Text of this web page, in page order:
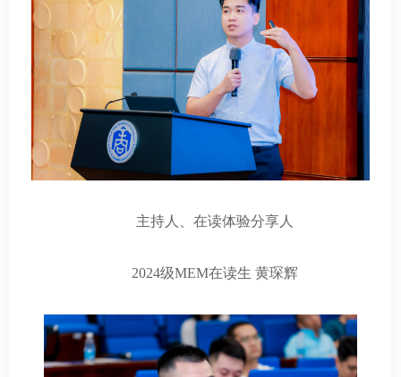
主持人、在读体验分享人
2024级MEM在读生 黄琛辉